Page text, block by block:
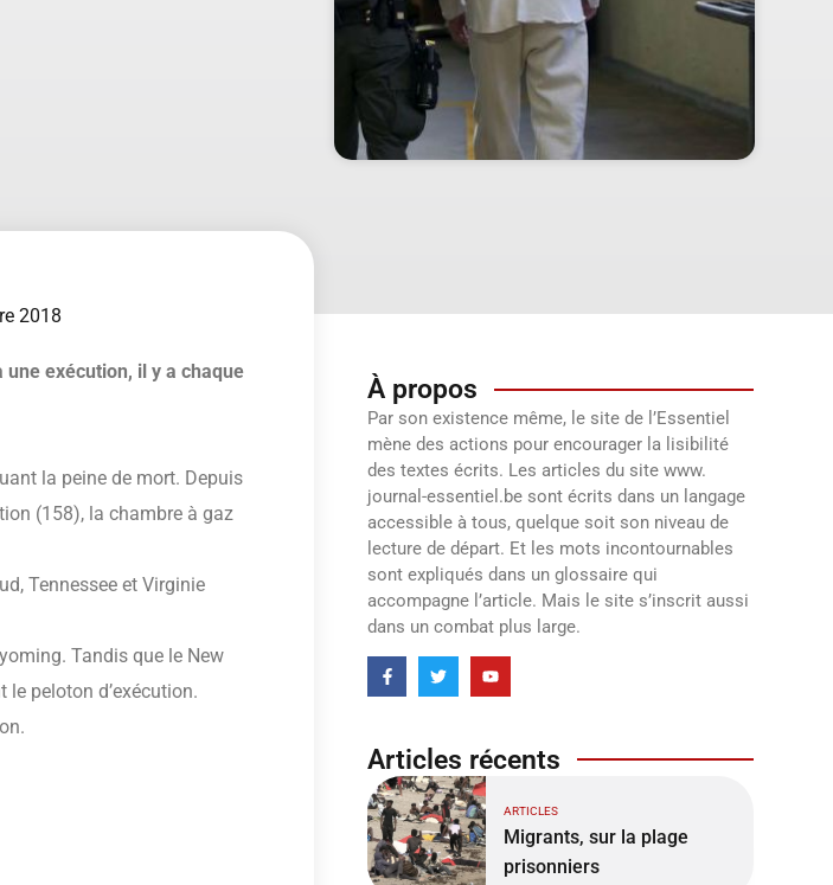
2018
une exécution, il y a chaque
la peine de mort. Depuis
(158), la chambre à gaz
Tennessee et Virginie
Tandis que le New
le peloton d’exécution.
À propos
Par son existence même, le site de l’Essentiel
mène des actions pour encourager la lisibilité
des textes écrits. Les articles du site www.
journal-essentiel.be sont écrits dans un langage
accessible à tous, quelque soit son niveau de
lecture de départ. Et les mots incontournables
sont expliqués dans un glossaire qui
accompagne l’article. Mais le site s’inscrit aussi
dans un combat plus large.
Articles récents
ARTICLES
Migrants, sur la plage
prisonniers